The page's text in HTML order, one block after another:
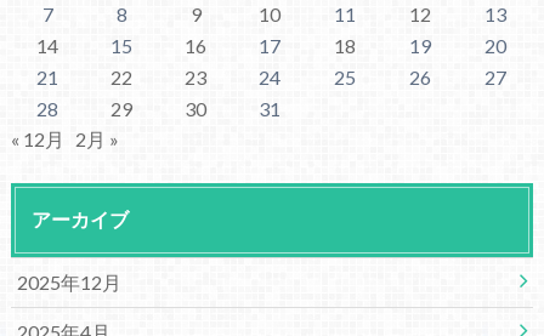
7
8 9 10 11 12
13
14
15 16 17 18 19
20
21
22 23 24 25 26
27
28
29 30
31
« 12月
2月 »
アーカイブ
2025年12月